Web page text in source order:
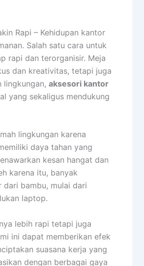
Rapi – Kehidupan kantor
Salah satu cara untuk
rapi dan terorganisir. Meja
dan kreativitas, tetapi juga
lingkungan, aksesori kantor
yang sekaligus mendukung
lingkungan karena
daya tahan yang
kesan hangat dan
karena itu, banyak
bambu, mulai dari
laptop.
lebih rapi tetapi juga
ini dapat memberikan efek
suasana kerja yang
dengan berbagai gaya